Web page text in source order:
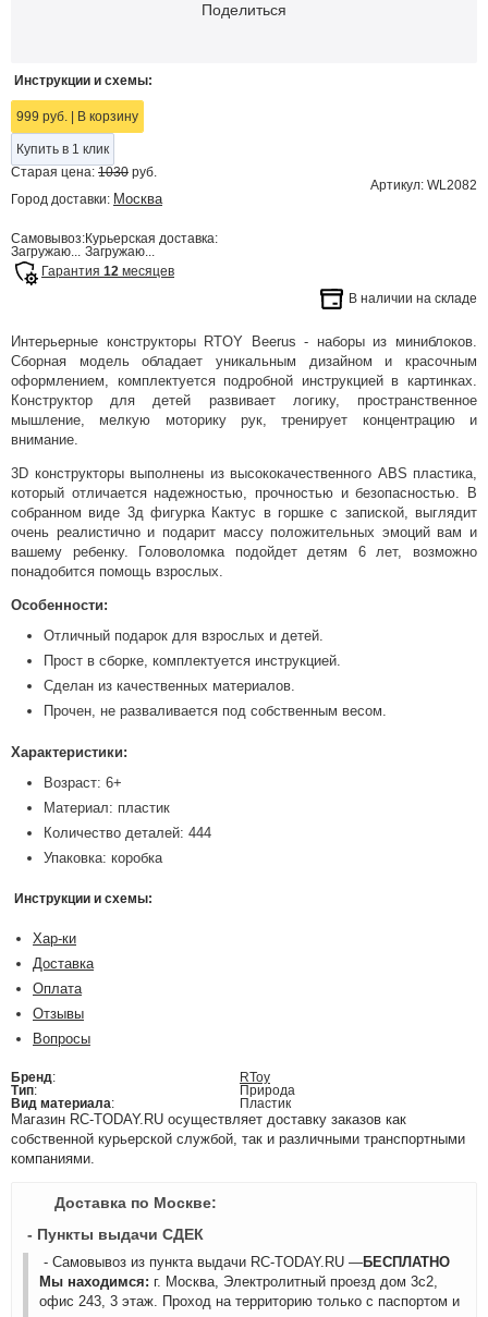
Поделиться
Инструкции и схемы:
999 руб. В корзину
Купить в 1 клик
Старая цена: 1030 руб.
Артикул: WL2082
Город доставки: Москва
Самовывоз:
Загружаю...
Курьерская доставка:
Загружаю...
Гарантия 12 месяцев
В наличии на складе
Интерьерные конструкторы RTOY Beerus - наборы из миниблоков.
Сборная модель обладает уникальным дизайном и красочным
оформлением, комплектуется подробной инструкцией в картинках.
Конструктор для детей развивает логику, пространственное
мышление, мелкую моторику рук, тренирует концентрацию и
внимание.
3D конструкторы выполнены из высококачественного ABS пластика,
который отличается надежностью, прочностью и безопасностью. В
собранном виде 3д фигурка Кактус в горшке с запиской, выглядит
очень реалистично и подарит массу положительных эмоций вам и
вашему ребенку. Головоломка подойдет детям 6 лет, возможно
понадобится помощь взрослых.
Особенности:
Отличный подарок для взрослых и детей.
Прост в сборке, комплектуется инструкцией.
Сделан из качественных материалов.
Прочен, не разваливается под собственным весом.
Характеристики:
Возраст: 6+
Материал: пластик
Количество деталей: 444
Упаковка: коробка
Инструкции и схемы:
Хар-ки
Доставка
Оплата
Отзывы
Вопросы
Бренд:
RToy
Тип:
Природа
Вид материала: Пластик
Магазин RC-TODAY.RU осуществляет доставку заказов как
собственной курьерской службой, так и различными транспортными
компаниями.
Доставка по Москве:
- Пункты выдачи СДЕК
- Самовывоз из пункта выдачи RC-TODAY.RU —БЕСПЛАТНО
Мы находимся: г. Москва, Электролитный проезд дом 3с2,
офис 243, 3 этаж. Проход на территорию только с паспортом и